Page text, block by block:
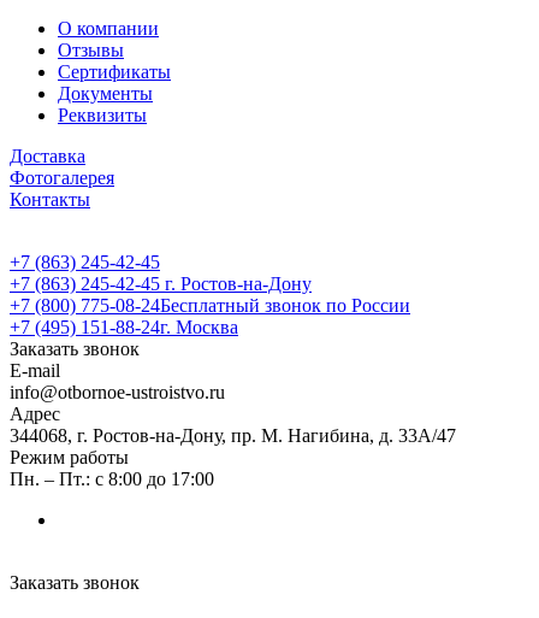
О компании
Отзывы
Сертификаты
Документы
Реквизиты
Доставка
Фотогалерея
Контакты
+7 (863) 245-42-45
+7 (863) 245-42-45 г. Ростов-на-Дону
+7 (800) 775-08-24Бесплатный звонок по России
+7 (495) 151-88-24г. Москва
Заказать звонок
E-mail
info@otbornoe-ustroistvo.ru
Адрес
344068, г. Ростов-на-Дону, пр. М. Нагибина, д. 33А/47
Режим работы
Пн. – Пт.: с 8:00 до 17:00
Заказать звонок